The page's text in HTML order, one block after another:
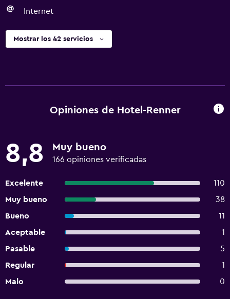
Internet
Mostrar los 42 servicios
Opiniones de Hotel-Renner
8,8 Muy bueno
166 opiniones verificadas
Excelente
110
Muy bueno
38
Bueno
11
Aceptable
1
Pasable
5
Regular
1
Malo
0